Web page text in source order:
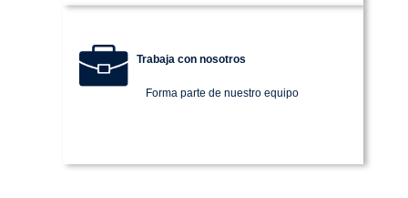
Trabaja con nosotros
Forma parte de nuestro equipo